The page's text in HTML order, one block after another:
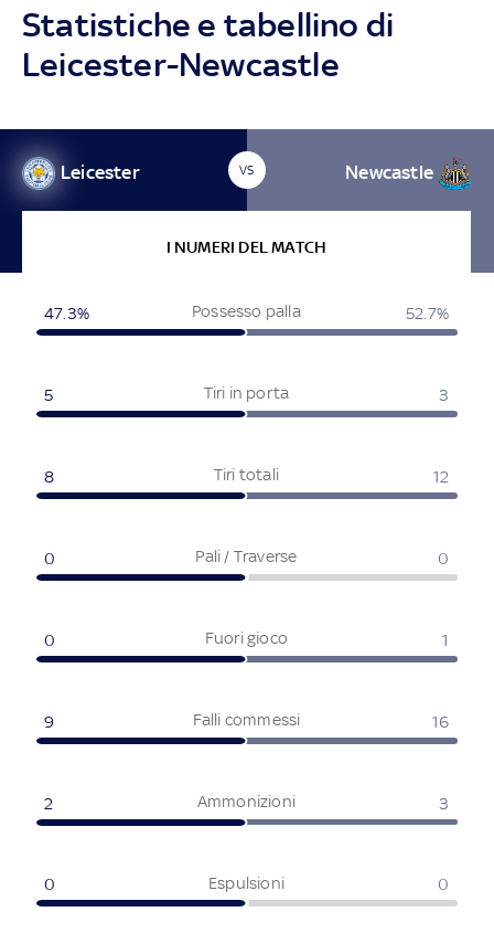
Statistiche e tabellino di
Leicester-Newcastle
Leicester VS Newcastle
I NUMERI DEL MATCH
Possesso palla
47.3% 52.7%
Tiri in porta
5 3
Tiri totali
8 12
Pali / Traverse
0 0
Fuori gioco
0 1
Falli commessi
9 16
Ammonizioni
2 3
Espulsioni
0 0